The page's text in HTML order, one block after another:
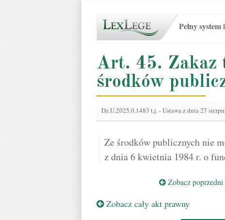
Pełny
Art. 45. Zakaz
środków
Dz.U.2025.0.1483 t.j.-Ustawa z dnia 27
Ze środków publicznych nie
z dnia 6 kwietnia 1984 r. o
Zobacz poprzedni
Zobacz cały akt prawny